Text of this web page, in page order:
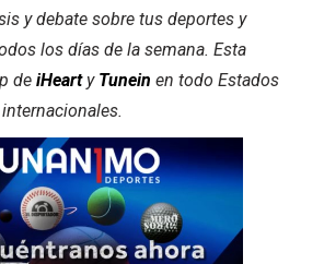
y debate sobre tus deportes y
los días de la semana. Esta
de iHeart y Tunein en todo Estados